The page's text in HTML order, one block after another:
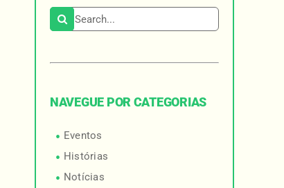
Search for:
NAVEGUE POR CATEGORIAS
Eventos
Histórias
Notícias